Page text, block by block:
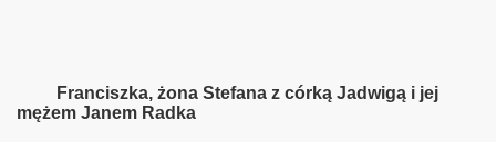
Franciszka, żona Stefana z córką Jadwigą i jej
mężem Janem Radka